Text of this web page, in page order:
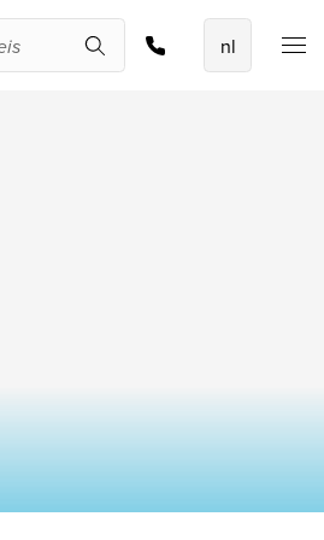
De beste
Onze bestemmingen